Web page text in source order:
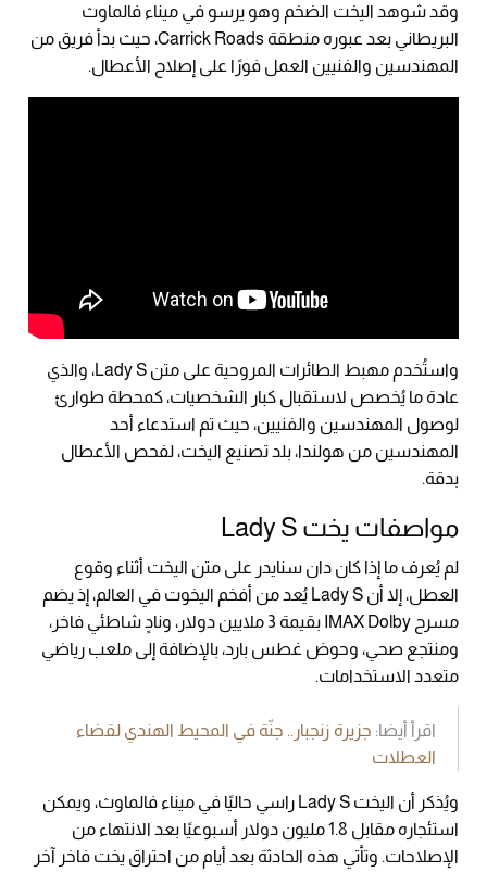
وقد شوهد اليخت الضخم وهو يرسو في ميناء فالماوث
البريطاني بعد عبوره منطقة Carrick Roads، حيث بدأ فريق من
المهندسين والفنيين العمل فورًا على إصلاح الأعطال.
واستُخدم مهبط الطائرات المروحية على متن Lady S، والذي
عادة ما يُخصص لاستقبال كبار الشخصيات، كمحطة طوارئ
لوصول المهندسين والفنيين، حيث تم استدعاء أحد
المهندسين من هولندا، بلد تصنيع اليخت، لفحص الأعطال
بدقة.
مواصفات يخت Lady S
لم يُعرف ما إذا كان دان سنايدر على متن اليخت أثناء وقوع
العطل، إلا أن Lady S يُعد من أفخم اليخوت في العالم، إذ يضم
مسرح IMAX Dolby بقيمة 3 ملايين دولار، ونادٍ شاطئي فاخر،
ومنتجع صحي، وحوض غطس بارد، بالإضافة إلى ملعب رياضي
متعدد الاستخدامات.
اقرأ أيضا: جزيرة زنجبار.. جنّة في المحيط الهندي لقضاء
العطلات
ويُذكر أن اليخت Lady S راسي حاليًا في ميناء فالماوث، ويمكن
استئجاره مقابل 1.8 مليون دولار أسبوعيًا بعد الانتهاء من
الإصلاحات. وتأتي هذه الحادثة بعد أيام من احتراق يخت فاخر آخر